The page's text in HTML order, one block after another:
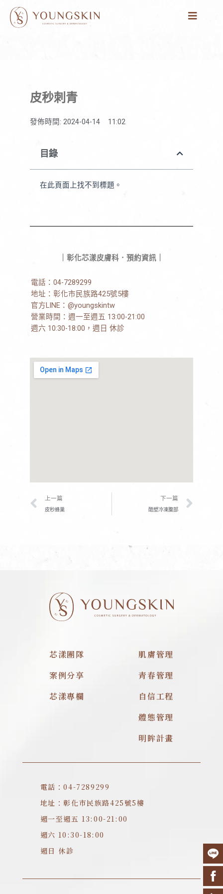
皮秒刺青
發佈時間: 2024-04-14 11:02
目錄
在此頁面上找不到標題。
｜彰化芯漾皮膚科．預約資訊｜
電話： 04-7289299
地址： 彰化市民族路425號5樓
官方LINE： @youngskintw
營業時間：週一至週五 13:00-21:00
週六 10:30-18:00，週日 休診
上一頁
上一篇
皮秒蜂巢
下一篇
酷塑冷凍腹部
芯漾團隊
案例分享
芯漾專欄
肌膚管理
青春管理
自信工程
體態管理
明眸計畫
電話：04-7289299
地址：彰化市民族路425號5樓
週一至週五 13:00-21:00
週六 10:30-18:00
週日 休診